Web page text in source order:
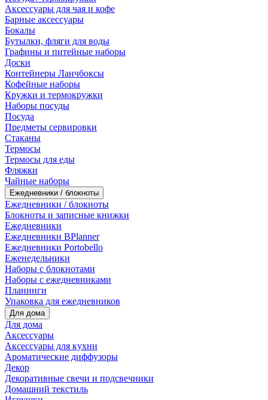
Аксессуары для чая и кофе
Барные аксессуары
Бокалы
Бутылки, фляги для воды
Графины и питейные наборы
Доски
Контейнеры Ланчбоксы
Кофейные наборы
Кружки и термокружки
Наборы посуды
Посуда
Предметы сервировки
Стаканы
Термосы
Термосы для еды
Фляжки
Чайные наборы
Ежедневники / блокноты
Ежедневники / блокноты
Блокноты и записные книжки
Ежедневники
Ежедневники BPlanner
Ежедневники Portobello
Еженедельники
Наборы с блокнотами
Наборы с ежедневниками
Планинги
Упаковка для ежедневников
Для дома
Для дома
Аксессуары
Аксессуары для кухни
Ароматические диффузоры
Декор
Декоративные свечи и подсвечники
Домашний текстиль